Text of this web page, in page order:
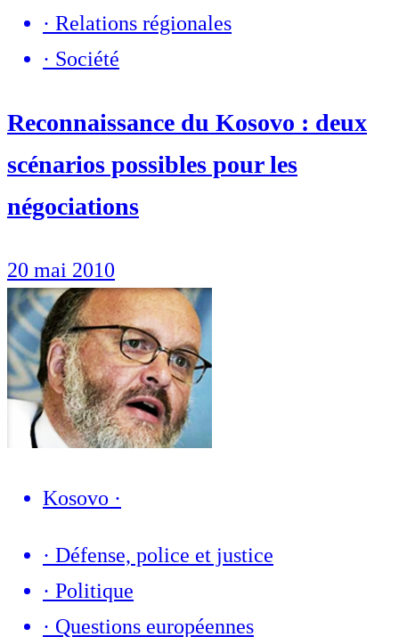
· Relations régionales
· Société
Reconnaissance du Kosovo : deux
scénarios possibles pour les
négociations
20 mai 2010
Kosovo ·
· Défense, police et justice
· Politique
· Questions européennes